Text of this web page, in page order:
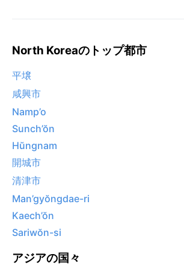
North Koreaのトップ都市
平壌
咸興市
Namp’o
Sunch’ŏn
Hŭngnam
開城市
清津市
Man’gyŏngdae-ri
Kaech’ŏn
Sariwŏn-si
アジアの国々